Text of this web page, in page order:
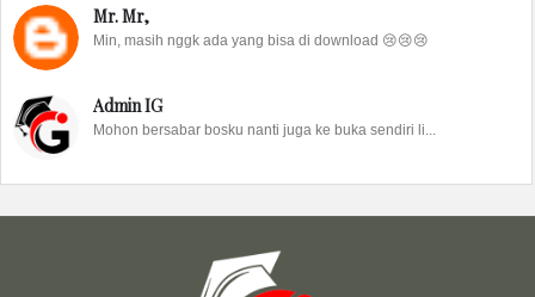
Mr. Mr,
Min, masih nggk ada yang bisa di download 😢😢😢
Admin IG
Mohon bersabar bosku nanti juga ke buka sendiri li...